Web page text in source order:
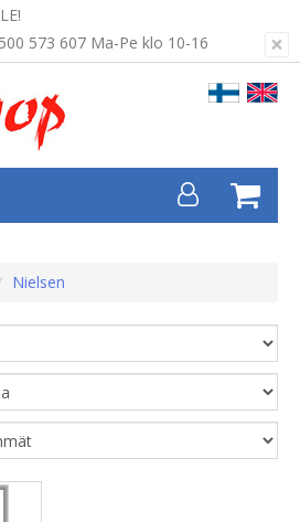
×
573 607 Ma-Pe klo 10-16
Nielsen